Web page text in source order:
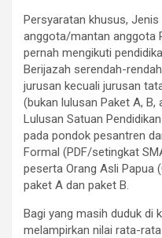
Persyaratan khusus, Jenis
anggota/mantan anggota
pernah mengikuti
Berijazah serendah-
jurusan kecuali jurusan
(bukan lulusan Paket A, B,
Lulusan Satuan
pada pondok pesantren
Formal (PDF/setingkat
peserta Orang Asli Papua
paket A dan paket B.
Bagi yang masih duduk di
melampirkan nilai rata-